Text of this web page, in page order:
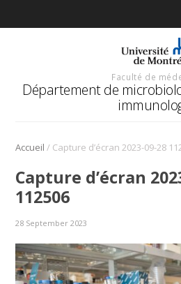
Faculté de
Département de
Accueil /
Capture d’écran
112506
28 September 2023